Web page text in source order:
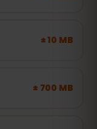
± 10 MB
± 700 MB